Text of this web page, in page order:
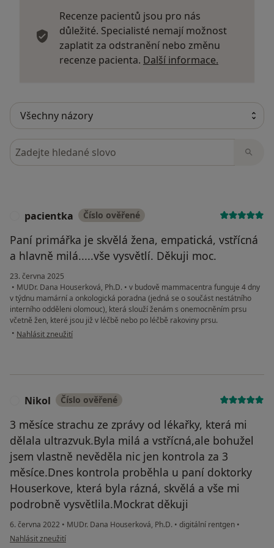
Recenze pacientů jsou pro nás
důležité. Specialisté nemají možnost
zaplatit za odstranění nebo změnu
recenze pacienta. Další informace.
Hledejte v názorech
pacientka Číslo ověřené
Paní primářka je skvělá žena, empatická, vstřícná
a hlavně milá.....vše vysvětlí. Děkuji moc.
23. června 2025
• MUDr. Dana Houserková, Ph.D. • v budově mammacentra funguje 4 dny
v týdnu mamární a onkologická poradna (jedná se o součást nestátního
interního odděleni olomouc), která slouží ženám s onemocněním prsu
včetně žen, které jsou již v léčbě nebo po léčbě rakoviny prsu.
• podle názoru uživatele pacientka
Nahlásit zneužití
Nikol Číslo ověřené
3 měsíce strachu ze zprávy od lékařky, která mi
dělala ultrazvuk.Byla milá a vstřícná,ale bohužel
jsem vlastně nevěděla nic jen kontrola za 3
měsíce.Dnes kontrola proběhla u paní doktorky
Houserkove, která byla rázná, skvělá a vše mi
podrobně vysvětlila.Mockrat děkuji
6. června 2022 • MUDr. Dana Houserková, Ph.D. • digitální rentgen •
podle názoru uživatele Nikol
Nahlásit zneužití